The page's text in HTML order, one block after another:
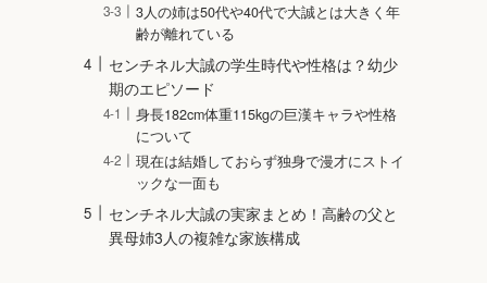
3人の姉は50代や40代で大誠とは大きく年
齢が離れている
センチネル大誠の学生時代や性格は？幼少
期のエピソード
身長182cm体重115kgの巨漢キャラや性格
について
現在は結婚しておらず独身で漫才にストイ
ックな一面も
センチネル大誠の実家まとめ！高齢の父と
異母姉3人の複雑な家族構成